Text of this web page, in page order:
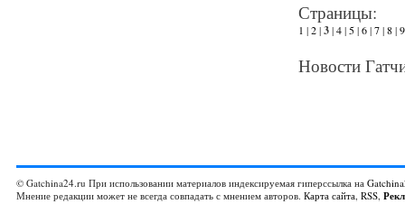
Страницы:
1 |2|3|4| 5|6|7|8|9
Новости
© Gatchina24.ru При использовании материалов индексируемая гиперссылка на
Мнение редакции может не всегда совпадать с мнением авторов. Карта сайта, RSS,